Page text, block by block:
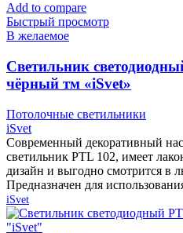
Add to compare
Быстрый просмотр
В желаемое
Cветильник
чёрный тм «iSvet»
Потолочные светильники
iSvet
Современный декоративный
светильник PTL 102, имеет
дизайн и выгодно смотрится в
Предназначен для
iSvet